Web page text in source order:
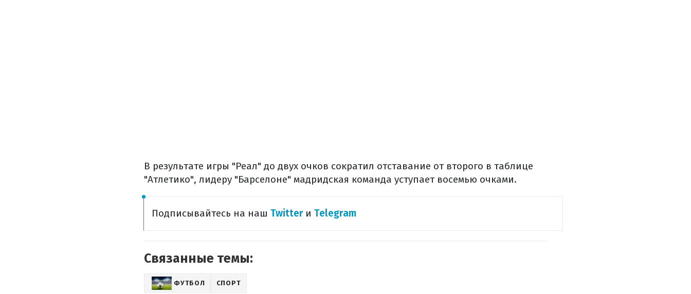
В результате игры "Реал" до двух очков сократил отставание от второго в таблице
"Атлетико", лидеру "Барселоне" мадридская команда уступает восемью очками.
Подписывайтесь на наш​ Twitterи Telegram
Связанные темы:
ФУТБОЛ СПОРТ